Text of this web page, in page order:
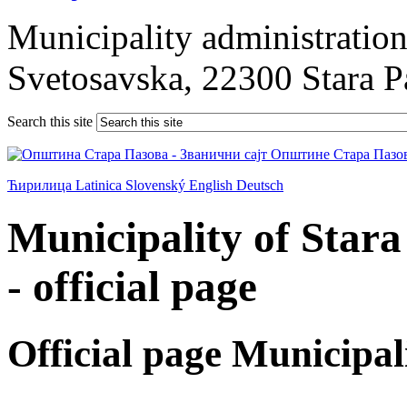
Municipality
Svetosavska, 22300 Stara
Search this site
Ћирилица Latinica Slovenský English Deutsch
Municipality of Stara
- official page
Official page